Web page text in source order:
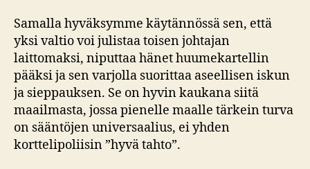
Samalla hyväksymme käytännössä sen, että
yksi valtio voi julistaa toisen johtajan
laittomaksi, niputtaa hänet huumekartellin
pääksi ja sen varjolla suorittaa aseellisen iskun
ja sieppauksen. Se on hyvin kaukana siitä
maailmasta, jossa pienelle maalle tärkein turva
on sääntöjen universaalius, ei yhden
korttelipoliisin ”hyvä tahto”.